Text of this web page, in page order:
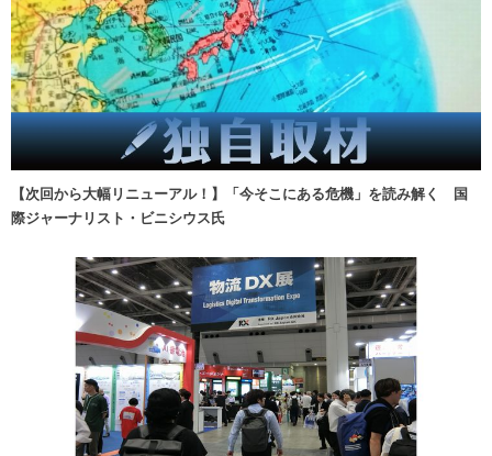
【次回から大幅リニューアル！】「今そこにある危機」を読み解く 国
際ジャーナリスト・ビニシウス氏